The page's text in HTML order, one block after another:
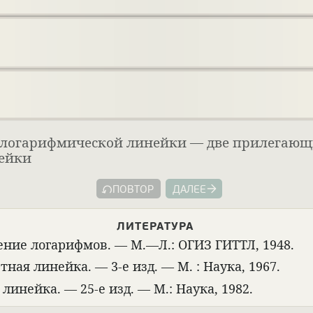
lg3
линейки — две
3
3 «2»
«2»
«1»
«1» «3»
«3»
\lg 2 + \lg 3 = \lg(2
lg2+lg 3 = lg(2 × 3)
поделить на
555
ПОВТОР ДАЛЕЕ
ЛИТЕ­РА­ТУРА
лога­рифмов. — М.—Л.: ОГИЗ ГИТТЛ, 1948.
линейка. — 3-е изд. — М. : Наука, 1967.
линейка. — 25-е изд. — М.: Наука, 1982.